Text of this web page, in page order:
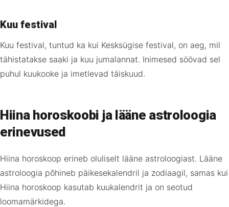
Kuu festival
Kuu festival, tuntud ka kui Kesksügise festival, on aeg, mil
tähistatakse saaki ja kuu jumalannat. Inimesed söövad sel
puhul kuukooke ja imetlevad täiskuud.
Hiina horoskoobi ja lääne astroloogia
erinevused
Hiina horoskoop erineb oluliselt lääne astroloogiast. Lääne
astroloogia põhineb päikesekalendril ja zodiaagil, samas kui
Hiina horoskoop kasutab kuukalendrit ja on seotud
loomamärkidega.